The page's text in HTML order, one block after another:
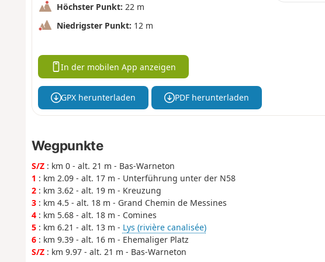
Höchster Punkt: 22 m
Niedrigster Punkt: 12 m
In der mobilen App anzeigen
GPX herunterladen PDF herunterladen
Wegpunkte
S/Z: km 0 - alt. 21 m - Bas-Warneton
1 : km 2.09 - alt. 17 m - Unterführung unter der N58
2: km 3.62 - alt. 19 m - Kreuzung
3: km 4.5 - alt. 18 m - Grand Chemin de Messines
4: km 5.68 - alt. 18 m - Comines
5: km 6.21 - alt. 13 m - Lys (rivière canalisée)
6: km 9.39 - alt. 16 m - Ehemaliger Platz
S/Z: km 9.97 - alt. 21 m - Bas-Warneton